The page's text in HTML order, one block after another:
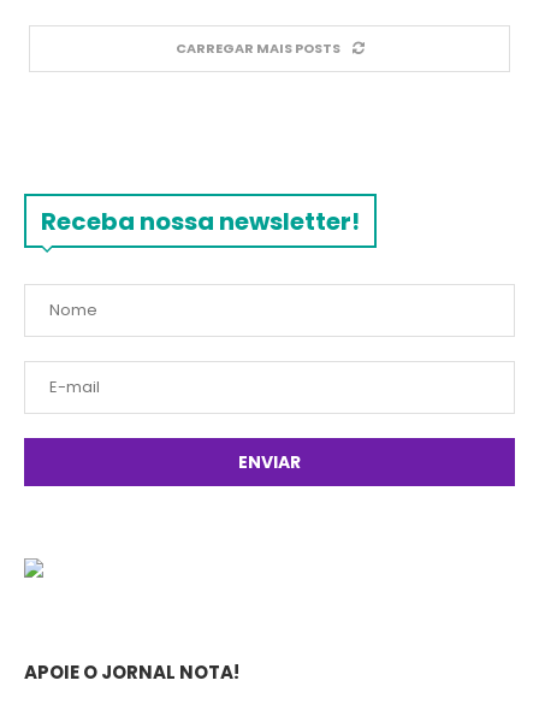
CARREGAR MAIS POSTS
Receba nossa newsletter!
APOIE O JORNAL NOTA!